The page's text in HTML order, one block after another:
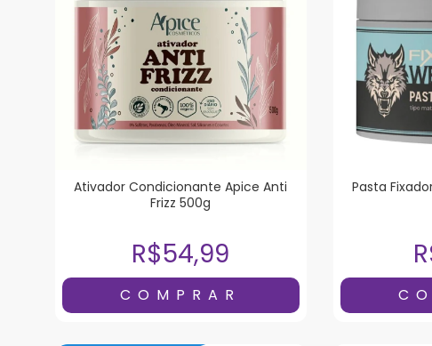
Ativador Condicionante Apice Anti
Frizz 500g
R$54,99
Pasta